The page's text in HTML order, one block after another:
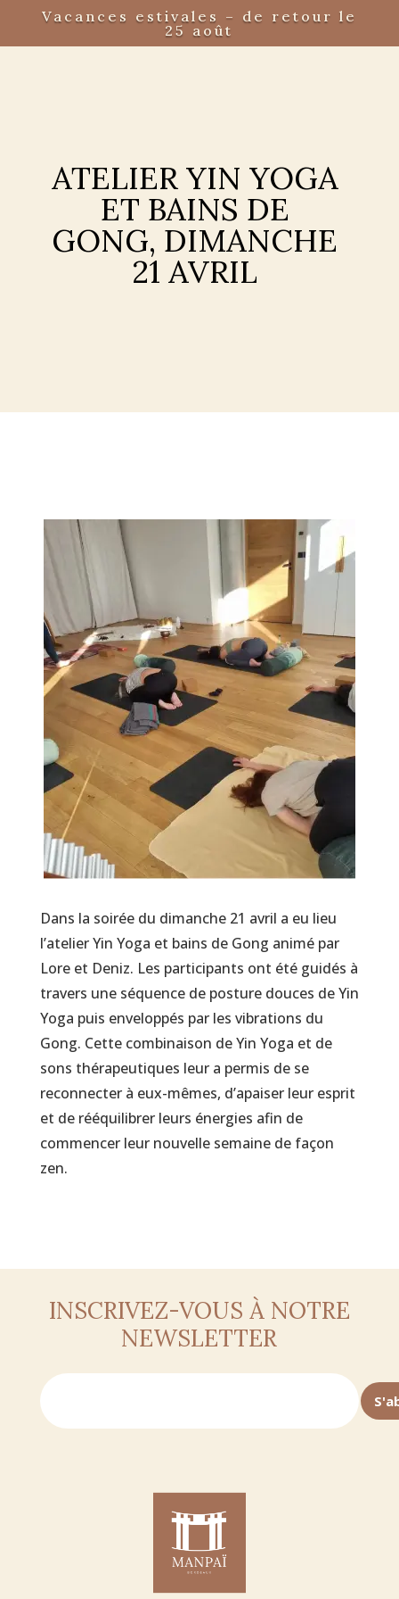
Vacances estivales – de retour le
25 août
ATELIER YIN YOGA
ET BAINS DE
GONG, DIMANCHE
21 AVRIL
Dans la soirée du dimanche 21 avril a eu lieu
l’atelier Yin Yoga et bains de Gong animé par
Lore et Deniz. Les participants ont été guidés à
travers une séquence de posture douces de Yin
Yoga puis enveloppés par les vibrations du
Gong. Cette combinaison de Yin Yoga et de
sons thérapeutiques leur a permis de se
reconnecter à eux-mêmes, d’apaiser leur esprit
et de rééquilibrer leurs énergies afin de
commencer leur nouvelle semaine de façon
zen.
INSCRIVEZ-VOUS À NOTRE
NEWSLETTER